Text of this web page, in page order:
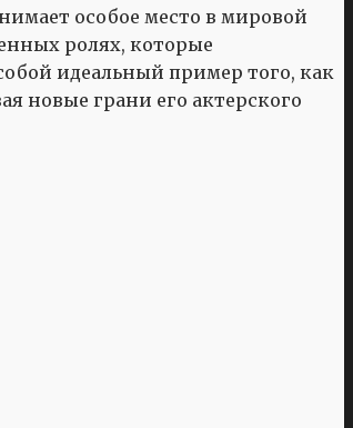
особое место в мировой
ролях, которые
идеальный пример того, как
новые грани его актерского